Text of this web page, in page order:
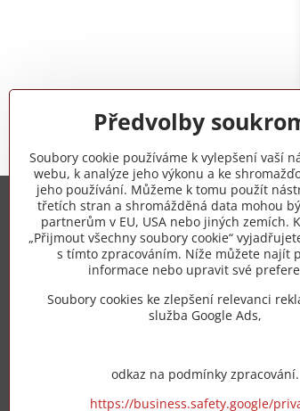
Trovita s.r.o.
+420 775 973 319
info​@zipzop​.cz
Předvolby
Soubory cookie používáme k vylepšení vaší
webu, k analýze jeho výkonu a ke
jeho používání. Můžeme k tomu použít
třetích stran a shromážděná data mohou
partnerům v EU, USA nebo jiných zemích.
„Přijmout všechny soubory cookie“
s tímto zpracováním. Níže můžete najít
informace nebo upravit své
Soubory cookies ke zlepšení relevanci
služba Google Ads,
odkaz na podmínky zpracování.
https://business.safety.google/